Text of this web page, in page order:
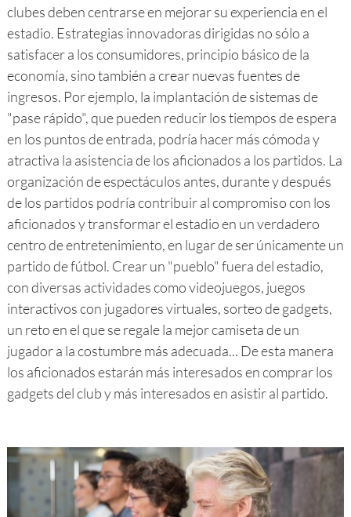
clubes deben centrarse en mejorar su experiencia en el
estadio. Estrategias innovadoras dirigidas no sólo a
satisfacer a los consumidores, principio básico de la
economía, sino también a crear nuevas fuentes de
ingresos. Por ejemplo, la implantación de sistemas de
"pase rápido", que pueden reducir los tiempos de espera
en los puntos de entrada, podría hacer más cómoda y
atractiva la asistencia de los aficionados a los partidos. La
organización de espectáculos antes, durante y después
de los partidos podría contribuir al compromiso con los
aficionados y transformar el estadio en un verdadero
centro de entretenimiento, en lugar de ser únicamente un
partido de fútbol. Crear un "pueblo" fuera del estadio,
con diversas actividades como videojuegos, juegos
interactivos con jugadores virtuales, sorteo de gadgets,
un reto en el que se regale la mejor camiseta de un
jugador a la costumbre más adecuada... De esta manera
los aficionados estarán más interesados en comprar los
gadgets del club y más interesados en asistir al partido.